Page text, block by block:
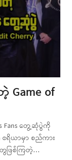
Game of
Fans တွေ့ဆုံပွဲကို
ဧရိယာမှာ စည်ကား
ေဖြစ်ကြတဲ့…